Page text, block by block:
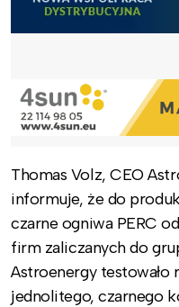
Thomas Volz, CEO
informuje, że do
czarne ogniwa PERC
firm zaliczanych do
Astroenergy
jednolitego, czarnego